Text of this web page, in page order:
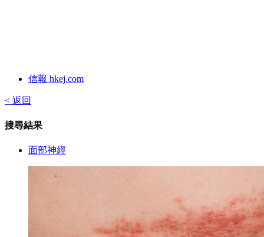
信報 hkej.com
< 返回
搜尋結果
面部神經